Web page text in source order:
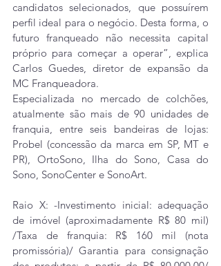
candidatos selecionados, que possuírem
perfil ideal para o negócio. Desta forma, o
futuro franqueado não necessita capital
próprio para começar a operar”, explica
Carlos Guedes, diretor de expansão da
MC Franqueadora.
Especializada no mercado de colchões,
atualmente são mais de 90 unidades de
franquia, entre seis bandeiras de lojas:
Probel (concessão da marca em SP, MT e
PR), OrtoSono, Ilha do Sono, Casa do
Sono, SonoCenter e SonoArt.
Raio X: -Investimento inicial: adequação
de imóvel (aproximadamente R$ 80 mil)
/Taxa de franquia: R$ 160 mil (nota
promissória)/ Garantia para consignação